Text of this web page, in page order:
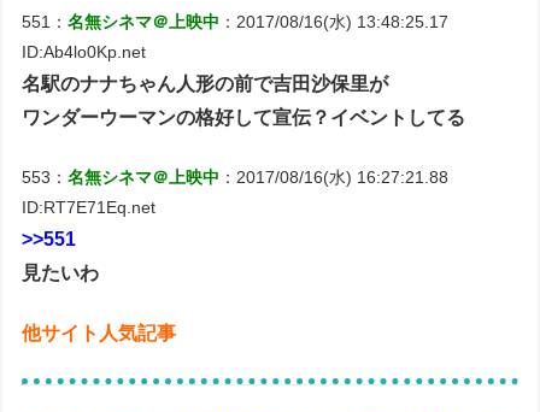
551：名無シネマ＠上映中 ：2017/08/16(水) 13:48:25.17
ID:Ab4lo0Kp.net
名駅のナナちゃん人形の前で吉田沙保里が
ワンダーウーマンの格好して宣伝？イベントしてる
553：名無シネマ＠上映中 ：2017/08/16(水) 16:27:21.88
ID:RT7E71Eq.net
>>551
見たいわ
他サイト人気記事